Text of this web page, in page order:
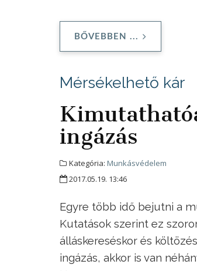
BŐVEBBEN ...
Mérsékelhető kár
ingázás
Kategória: Munkásvédelem
2017.05.19. 13:46
Egyre több idő bejutni a
Kutatások szerint ez
álláskereséskor és
ingázás, akkor is van